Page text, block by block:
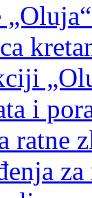
i
ratne